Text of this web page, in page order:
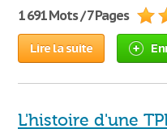
1 691 Mots / 7 Pages
Lire la suite
L'histoire d'une